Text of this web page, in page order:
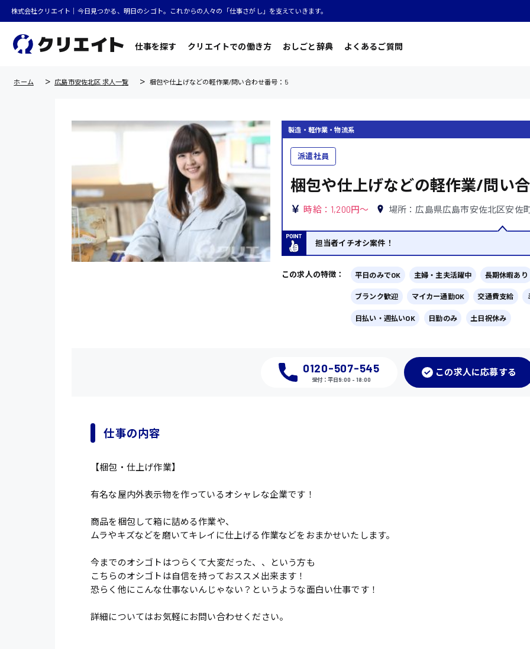
株式会社クリエイト｜今日見つかる、明日のシゴト。これからの人々の「仕事さがし」を支えていきます。
仕事を探す クリエイトでの働き方 おしごと辞典 よくあるご質問
ホーム 広島市安佐北区 求人一覧 梱包や仕上げなどの軽作業/問い合わせ番号：5
製造・軽作業・物流系
派遣社員
梱包や仕上げなどの軽作業/問い
時給：1,200円～ 場所：広島県広島市安佐北区安佐
担当者イチオシ案件！
この求人の特徴： 平日のみでOK 主婦・主夫活躍中 長期休暇あり
ブランク歓迎 マイカー通勤OK 交通費支給
日払い・週払いOK 日勤のみ 土日祝休み
0120-507-545
受付：平日9:00 - 18:00
この求人に応募する
仕事の内容
【梱包・仕上げ作業】
有名な屋内外表示物を作っているオシャレな企業です！
商品を梱包して箱に詰める作業や、
ムラやキズなどを磨いてキレイに仕上げる作業などをおまかせいたします。
今までのオシゴトはつらくて大変だった、、という方も
こちらのオシゴトは自信を持っておススメ出来ます！
恐らく他にこんな仕事ないんじゃない？というような面白い仕事です！
詳細についてはお気軽にお問い合わせください。